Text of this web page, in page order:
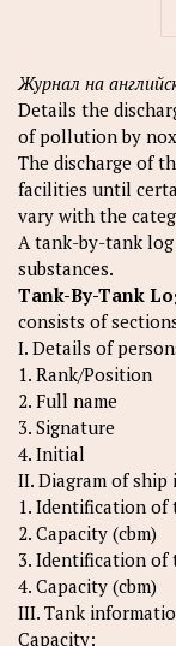
Журнал на
Details the
of pollution by
The discharge of
facilities until
vary with the
A tank-by-tank
substances.
Tank-By-Tank
consists of
I. Details of
1. Rank/Position
2. Full name
3. Signature
4. Initial
II. Diagram of ship
1. Identification of
2. Capacity (cbm)
3. Identification of
4. Capacity (cbm)
III. Tank
Capacity: